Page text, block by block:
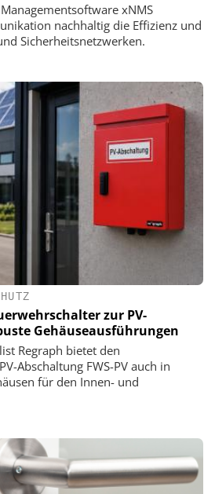
xNMS
nachhaltig die Effizienz und
Sicherheitsnetzwerken.
zur PV-
Gehäuseausführungen
Regraph bietet den
Abschaltung FWS-PV auch in
für den Innen- und